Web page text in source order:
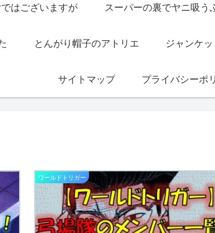
はございますが スーパーの裏でヤニ吸う
とんがり帽子のアトリエ ジャンケ
サイトマップ プライバシーポ
ワールドトリガー